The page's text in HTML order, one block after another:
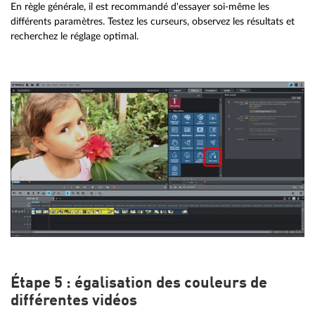
En règle générale, il est recommandé d'essayer soi-même les
différents paramètres. Testez les curseurs, observez les résultats et
recherchez le réglage optimal.
Étape 5 : égalisation des couleurs de
différentes vidéos